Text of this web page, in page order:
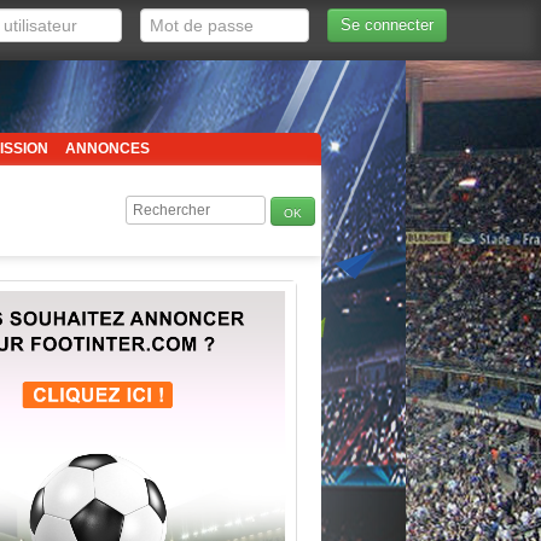
Se connecter
ANNONCES